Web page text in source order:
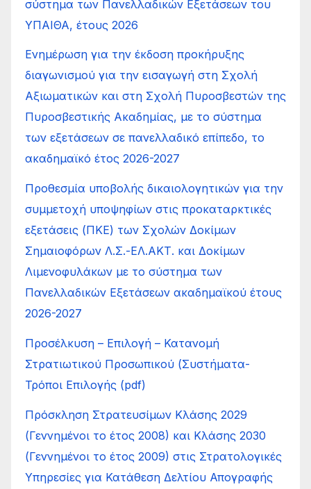
σύστημα των Πανελλαδικών Εξετάσεων του
ΥΠΑΙΘΑ, έτους 2026
Ενημέρωση για την έκδοση προκήρυξης
διαγωνισμού για την εισαγωγή στη Σχολή
Αξιωματικών και στη Σχολή Πυροσβεστών της
Πυροσβεστικής Ακαδημίας, με το σύστημα
των εξετάσεων σε πανελλαδικό επίπεδο, το
ακαδημαϊκό έτος 2026-2027
Προθεσμία υποβολής δικαιολογητικών για την
συμμετοχή υποψηφίων στις προκαταρκτικές
εξετάσεις (ΠΚΕ) των Σχολών Δοκίμων
Σημαιοφόρων Λ.Σ.-ΕΛ.ΑΚΤ. και Δοκίμων
Λιμενοφυλάκων με το σύστημα των
Πανελλαδικών Εξετάσεων ακαδημαϊκού έτους
2026-2027
Προσέλκυση – Επιλογή – Κατανοµή
Στρατιωτικού Προσωπικού (Συστήµατα-
Τρόποι Επιλογής (pdf)
Πρόσκληση Στρατευσίμων Κλάσης 2029
(Γεννημένοι το έτος 2008) και Κλάσης 2030
(Γεννημένοι το έτος 2009) στις Στρατολογικές
Υπηρεσίες για Κατάθεση Δελτίου Απογραφής